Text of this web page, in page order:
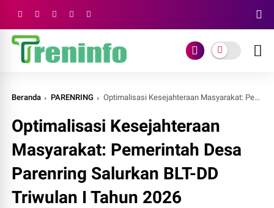
Beranda PARENRING Optimalisasi Kesejahteraan Masyarakat: Pemerintah Desa Parenring Salurkan BLT-DD Triwulan I Tahun 2026
Optimalisasi Kesejahteraan
Masyarakat: Pemerintah Desa
Parenring Salurkan BLT-DD
Triwulan I Tahun 2026